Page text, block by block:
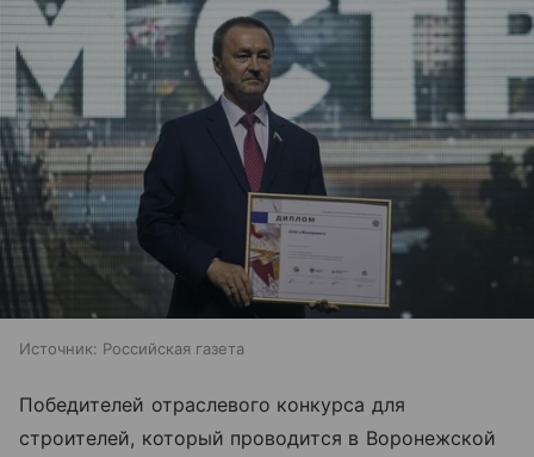
Источник: Российская газета
Победителей отраслевого конкурса для
строителей, который проводится в Воронежской